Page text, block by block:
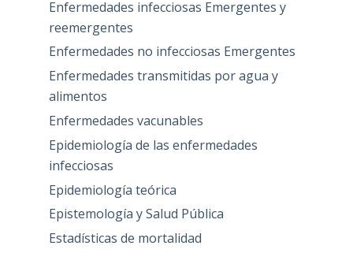
Enfermedades infecciosas Emergentes y
reemergentes
Enfermedades no infecciosas Emergentes
Enfermedades transmitidas por agua y
alimentos
Enfermedades vacunables
Epidemiología de las enfermedades
infecciosas
Epidemiología teórica
Epistemología y Salud Pública
Estadísticas de mortalidad